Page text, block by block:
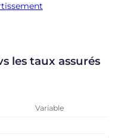
les taux assurés
Variable